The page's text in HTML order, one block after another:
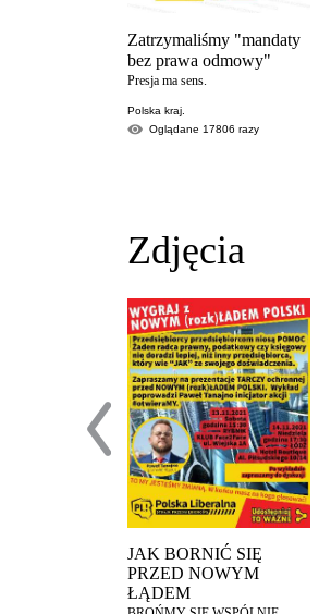
Zatrzymaliśmy "mandaty
bez prawa odmowy"
Presja ma sens.
Polska kraj.
Oglądane 17806 razy
Zdjęcia
JAK BORNIĆ SIĘ
PRZED NOWYM
ŁĄDEM